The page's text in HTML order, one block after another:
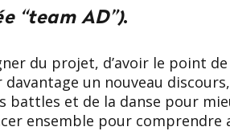
“team AD”).
du projet, d’avoir le point
un nouveau
battles et de la danse pour
ensemble pour comprendre